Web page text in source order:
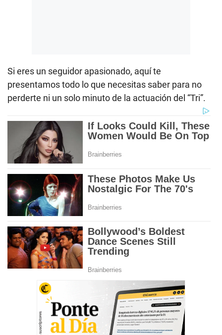
Si eres un seguidor apasionado, aquí te
presentamos todo lo que necesitas saber para no
perderte ni un solo minuto de la actuación del “Tri”.